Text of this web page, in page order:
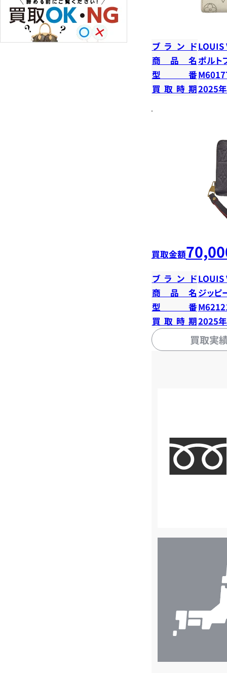
ブランドLOUIS
商品名ポルト
型番
買取時期2025
買取金額
ブランドLOUIS
商品名 ジッピ
型番
買取時期2025
買取実